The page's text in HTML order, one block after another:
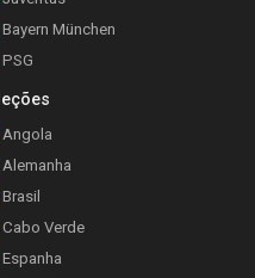
Bayern München
PSG
Angola
Alemanha
Brasil
Cabo Verde
Espanha